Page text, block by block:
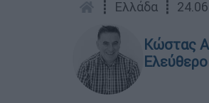
┋ Ελλάδα ┋
Κώστας